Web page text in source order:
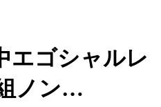
エゴシャルレ
ノン…